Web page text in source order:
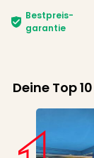
Bestpreis­
garantie
Deine Top